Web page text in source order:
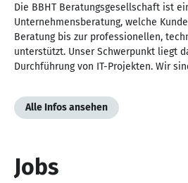
Die BBHT Beratungsgesellschaft ist
Unternehmensberatung, welche
Beratung bis zur professionellen,
unterstützt. Unser Schwerpunkt liegt
Durchführung von IT-Projekten. Wir
Alle Infos ansehen
Jobs